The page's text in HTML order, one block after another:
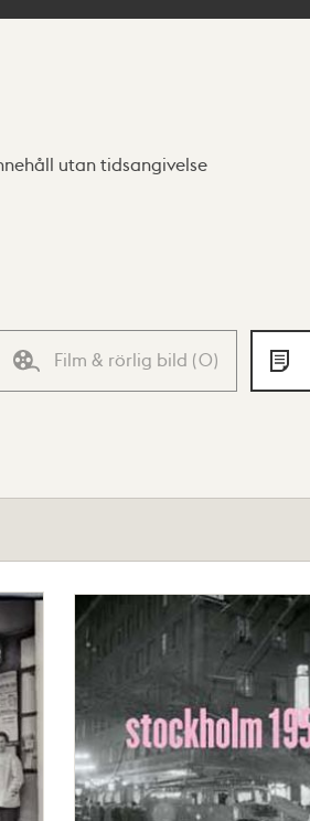
utan tidsangivelse
Film & rörlig bild (0)